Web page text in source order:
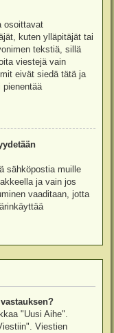
osoittavat
kuten ylläpitäjät tai
tekstiä, sillä
viestejä vain
eivät siedä tätä ja
sähköpostia muille
ja vain jos
vaaditaan, jotta
"Uusi Aihe".
Viestien